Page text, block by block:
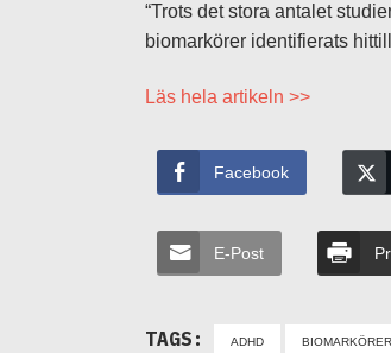
“Trots det stora antalet
biomarkörer identifierats
Läs hela artikeln >>
Facebook
E-Post
TAGS: ADHD BIOMARKÖRER